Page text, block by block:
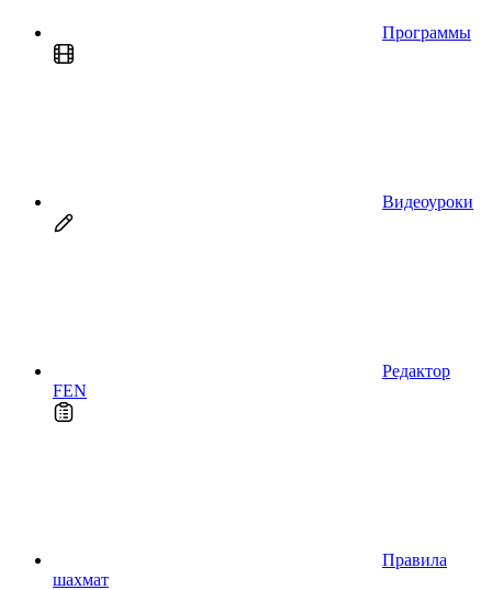
Программы
Видеоуроки
Редактор
FEN
Правила
шахмат